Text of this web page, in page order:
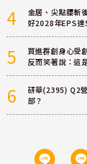
4
金居、尖點腰斬
好2028年EPS
5
買進群創身心受
反而笑著說：這
6
研華(2395) Q2
部？